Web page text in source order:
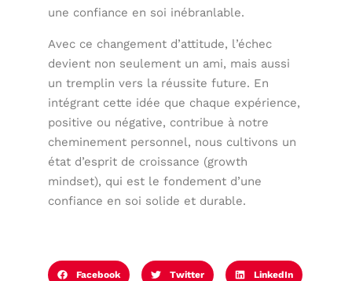
une confiance en soi inébranlable.
Avec ce changement d’attitude, l’échec
devient non seulement un ami, mais aussi
un tremplin vers la réussite future. En
intégrant cette idée que chaque expérience,
positive ou négative, contribue à notre
cheminement personnel, nous cultivons un
état d’esprit de croissance (growth
mindset), qui est le fondement d’une
confiance en soi solide et durable.
Facebook Twitter LinkedIn